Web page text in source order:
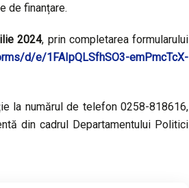
de finanțare.
2024, prin completarea formularului
d/e/1FAIpQLSfhSO3-emPmcTcX-
la numărul de telefon 0258-818616,
din cadrul Departamentului Politici